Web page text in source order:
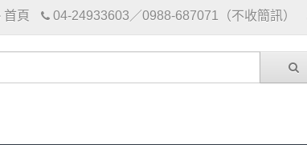
首頁 04-24933603／0988-687071（不收簡訊）